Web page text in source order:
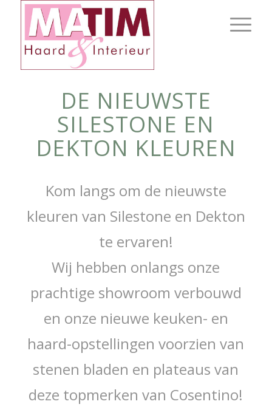
DE NIEUWSTE
SILESTONE EN
DEKTON KLEUREN
Kom langs om de nieuwste
kleuren van Silestone en Dekton
te ervaren!
Wij hebben onlangs onze
prachtige showroom verbouwd
en onze nieuwe keuken- en
haard-opstellingen voorzien van
stenen bladen en plateaus van
deze topmerken van Cosentino!